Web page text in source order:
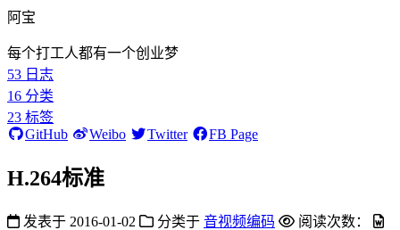
阿宝
每个打工人都有一个创业梦
53 日志
16 分类
23 标签
GitHub
Weibo Twitter FB Page
H.264标准
发表于 2016-01-02 分类于 音视频编码
阅读次数：